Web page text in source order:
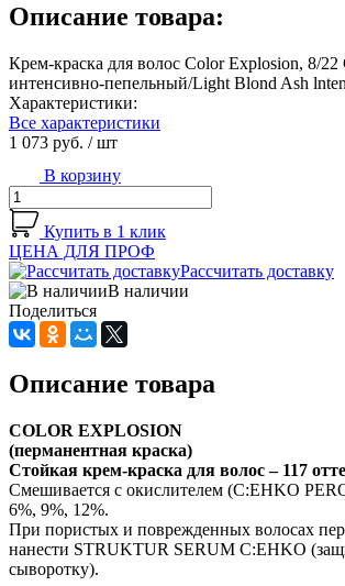
Описание товара:
Крем-краска для волос Color Explosion, 8/
интенсивно-пепельный/Light Blond Ash
Характеристики:
Все характеристики
1 073 руб. / шт
В корзину
Купить в 1 клик
ЦЕНА ДЛЯ ПРОФ
Рассчитать доставку
В наличии
Поделиться
Описание товара
COLOR EXPLOSION
(перманентная краска)
Стойкая крем-краска для волос – 117
Смешивается с окислителем (C:EHKO
6%, 9%, 12%.
При пористых и поврежденных волосах
нанести STRUKTUR SERUM C:EHKO
сыворотку).